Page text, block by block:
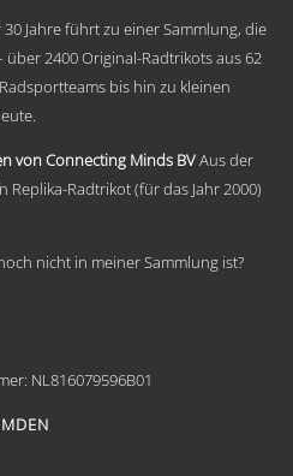
können
auf
Produktseite
gewählt
Jahre führt zu einer Sammlung, die
2400 Original-Radtrikots aus 62
bis hin zu kleinen
von Connecting Minds BVAus der
Radtrikot (für das Jahr 2000)
nicht in meiner Sammlung ist?
NL816079596B01